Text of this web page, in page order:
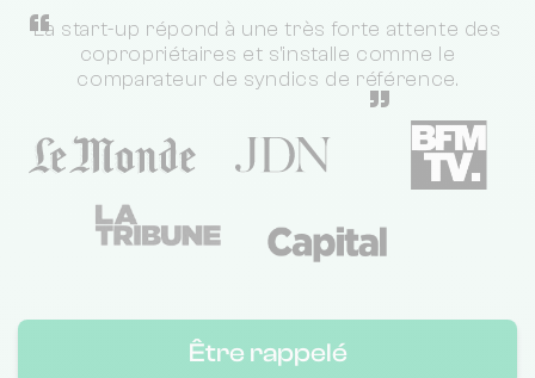
“
La start-up répond à une très forte attente des
copropriétaires et s'installe comme le
comparateur de syndics de référence.
”
Être rappelé